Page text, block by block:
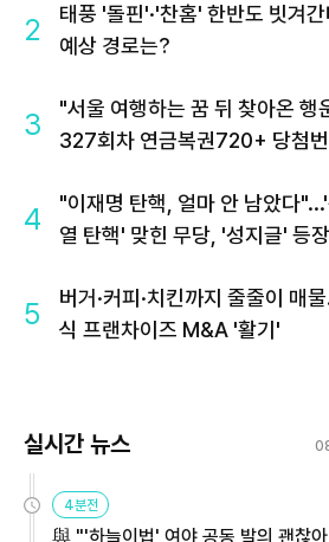
2
태풍 '돌핀'·'찬홈' 한반도 빗겨
예상 경로는?
3
"서울 여행하는 꿈 뒤 찾아온 행
327회차 연금복권720+ 당첨번
4
"이재명 탄핵, 얼마 안 남았다
열 탄핵' 맞힌 무당, '성지글' 등장
5
버거·커피·치킨까지 줄줄이 매
식 프랜차이즈 M&A '활기'
실시간 뉴스
4분전
與 "'하늘이법' 여야 공동 발의 괜찮